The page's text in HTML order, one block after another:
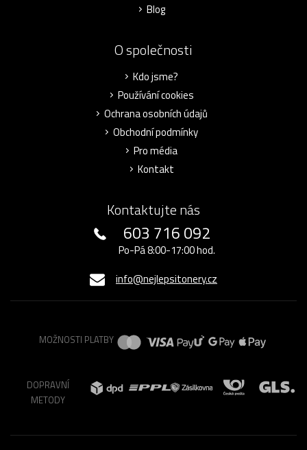
Blog
O společnosti
Kdo jsme?
Používání cookies
Ochrana osobních údajů
Obchodní podmínky
Pro média
Kontakt
Kontaktujte nás
603 716 092
Po-Pá 8:00-17:00 hod.
info@nejlepsitonery.cz
MOŽNOSTI PLATBY
DOPRAVNÍ
METODY